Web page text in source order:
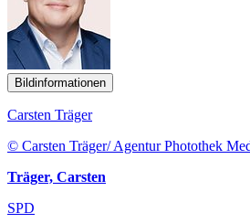
Bildinformationen
Carsten Träger
© Carsten Träger/ Agentur Photothek
Träger, Carsten
SPD